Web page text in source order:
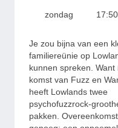
zondag
Je zou bijna van een
familiereünie op
kunnen spreken. Want
komst van Fuzz en
heeft Lowlands twee
psychofuzzrock-
pakken.